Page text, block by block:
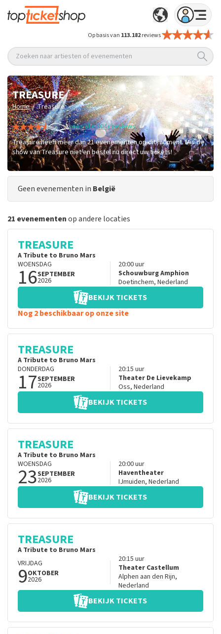
Op basis van 113.182reviews
Zoeken naar artiesten of evenementen
TREASURE
Home / Treasure
Lees alle 104+ reviews
Treasure heeft meer dan 21 evenementen op dit moment. Mis de
show van Treasure niet en bestel nu direct uw tickets!
Geen evenementen in België
21 evenementenop andere locaties
TREASURE
A Tribute to Bruno Mars
WOENSDAG
16SEPTEMBER
2026
20:00uur
Schouwburg Amphion
Doetinchem, Nederland
BEKIJK TICKETS
Nog 2 beschikbaar op onze site
TREASURE
A Tribute to Bruno Mars
DONDERDAG
17SEPTEMBER
2026
20:15 uur
Theater De Lievekamp
Oss, Nederland
BEKIJK TICKETS
TREASURE
A Tribute to Bruno Mars
WOENSDAG
23SEPTEMBER
2026
20:00uur
Haventheater
IJmuiden, Nederland
BEKIJK TICKETS
TREASURE
A Tribute to Bruno Mars
VRIJDAG
9OKTOBER
2026
20:15 uur
Theater Castellum
Alphen aan den Rijn,
Nederland
BEKIJK TICKETS